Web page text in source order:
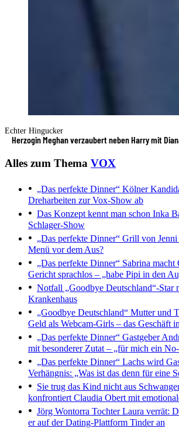
Echter Hingucker
Herzogin Meghan verzaubert neben Harry mit
Alles zum Thema VOX
„Das perfekte Dinner“ Kölner
Dreharbeiten zur Vox-Show ab
Das Konzept kennt man schon Inka
Schlager-Show
„Das perfekte Dinner“ Grill von Jenni
Menü vor dem Aus?
„Das perfekte Dinner“ Sabrina
Gericht sprachlos – „habe Pipi in den
Notfall „Goodbye Deutschland“-Star
Krankenhaus
„Goodbye Deutschland“ Mutter und
Geld als Webcam-Girls – das Geschäft
„Das perfekte Dinner“ Gastgeber
mit besonderer Zutat – „für mich ein
„Das perfekte Dinner“ Lachs wird
Verhängnis: „Was ist das denn für eine
Sie trug das Kind nicht aus
konfrontiert Claudia Obert mit
Jörg Wontorra Tochter Laura verrät:
er auf der Dating-Plattform Tinder an